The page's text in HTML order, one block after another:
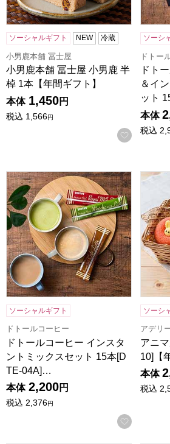
ソーシャルギフト NEW 冷蔵
小男鹿本舗 冨士屋
小男鹿本舗 冨士屋 小男鹿 半
棹 1本【年間ギフト】
本体 1,450円
税込 1,566円
お気に入
ソーシ
ドトー
ドト
＆イ
ット
本体
税込
ドトールコーヒー インスタントミッ
ソーシャルギフト
ドトールコーヒー
ドトールコーヒー インスタ
ントミックスセット 15本[D
TE-04A]…
本体 2,200円
税込 2,376円
お気に入
アニ
ソーシ
アデリ
アニ
10]【
本体
税込